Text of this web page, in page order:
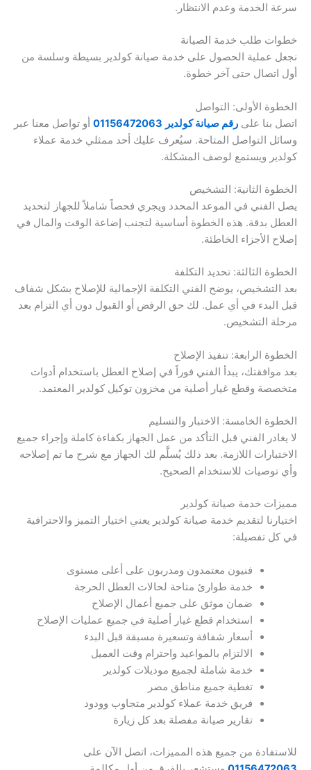
سرعة الخدمة وعدم الانتظار.
خطوات طلب خدمة الصيانة
نجعل عملية الحصول على خدمة صيانة كولدير بسيطة وسلسة من
أول اتصال حتى آخر خطوة.
الخطوة الأولى: التواصل
اتصل بنا على رقم صيانة كولدير 01156472063 أو تواصل معنا عبر
وسائل التواصل المتاحة. سيُعرف عليك أحد ممثلي خدمة عملاء
كولدير ويستمع لوصف المشكلة.
الخطوة الثانية: التشخيص
يصل الفني في الموعد المحدد ويجري فحصاً شاملاً للجهاز لتحديد
العطل بدقة. هذه الخطوة أساسية لتجنب إضاعة الوقت والمال في
إصلاح الأجزاء الخاطئة.
الخطوة الثالثة: تحديد التكلفة
بعد التشخيص، يوضح الفني التكلفة الإجمالية للإصلاح بشكل شفاف
قبل البدء في أي عمل. لك حق الرفض أو القبول دون أي التزام بعد
مرحلة التشخيص.
الخطوة الرابعة: تنفيذ الإصلاح
بعد موافقتك، يبدأ الفني فوراً في إصلاح العطل باستخدام أدوات
متخصصة وقطع غيار أصلية من مخزون توكيل كولدير المعتمد.
الخطوة الخامسة: الاختبار والتسليم
لا يغادر الفني قبل التأكد من عمل الجهاز بكفاءة كاملة وإجراء جميع
الاختبارات اللازمة. بعد ذلك يُسلَّم لك الجهاز مع شرح ما تم إصلاحه
وأي توصيات للاستخدام الصحيح.
مميزات خدمة صيانة كولدير
اختيارنا لتقديم خدمة صيانة كولدير يعني اختيار التميز والاحترافية
في كل تفصيلة:
فنيون معتمدون ومدربون على أعلى مستوى
خدمة طوارئ متاحة لحالات العطل الحرجة
ضمان موثق على جميع أعمال الإصلاح
استخدام قطع غيار أصلية في جميع عمليات الإصلاح
أسعار شفافة وتسعيرة مسبقة قبل البدء
الالتزام بالمواعيد واحترام وقت العميل
خدمة شاملة لجميع موديلات كولدير
تغطية جميع مناطق مصر
فريق خدمة عملاء كولدير متجاوب وودود
تقارير صيانة مفصلة بعد كل زيارة
للاستفادة من جميع هذه المميزات، اتصل الآن على